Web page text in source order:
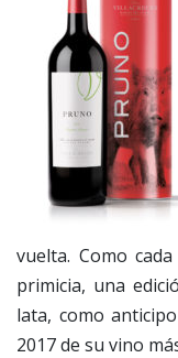
vuelta. Como
primicia, una
lata, como
2017 de su vino